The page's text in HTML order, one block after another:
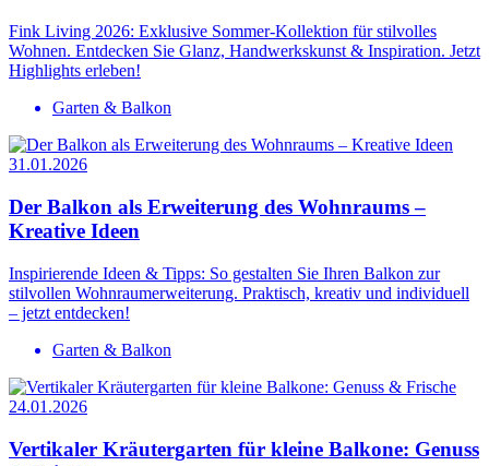
Fink Living 2026: Exklusive Sommer-Kollektion für stilvolles
Wohnen. Entdecken Sie Glanz, Handwerkskunst & Inspiration. Jetzt
Highlights erleben!
Garten & Balkon
31.01.2026
Der Balkon als Erweiterung des Wohnraums –
Kreative Ideen
Inspirierende Ideen & Tipps: So gestalten Sie Ihren Balkon zur
stilvollen Wohnraumerweiterung. Praktisch, kreativ und individuell
– jetzt entdecken!
Garten & Balkon
24.01.2026
Vertikaler Kräutergarten für kleine Balkone: Genuss